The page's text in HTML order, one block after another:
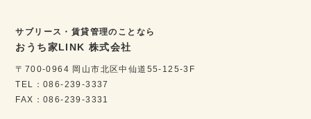
サブリース・賃貸管理のことなら
おうち家LINK 株式会社
〒700-0964 岡山市北区中仙道55-125-3F
TEL：086-239-3337
FAX：086-239-3331